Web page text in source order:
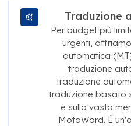
Traduzione
Per budget più
urgenti,
automatica
traduzione
traduzione
traduzione basato
e sulla vasta
MotaWord. È